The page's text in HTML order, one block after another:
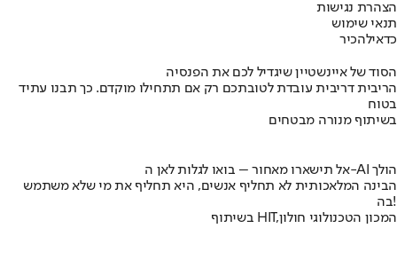
הצהרת נגישות
תנאי שימוש
כדאילהכיר
הסוד של איינשטיין שיגדיל לכם את הפנסיה
הריבית דריבית עובדת לטובתכם רק אם תתחילו מוקדם. כך תבנו עתיד
בטוח
בשיתוף מנורה מבטחים
אל תישארו מאחור – בואו לגלות לאן ה-AI הולך
הבינה המלאכותית לא תחליף אנשים, היא תחליף את מי שלא משתמש
בה!
בשיתוף HIT,המכון הטכנולוגי חולון